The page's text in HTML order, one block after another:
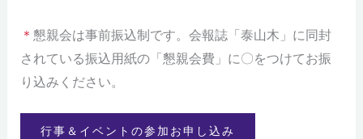
＊ 懇親会は事前振込制です。会報誌「泰山木」に同封
されている振込用紙の「懇親会費」に〇をつけてお振
り込みください。
行事＆イベントの参加お申し込み